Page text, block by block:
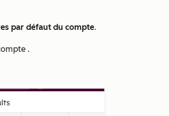
par défaut du compte.
.